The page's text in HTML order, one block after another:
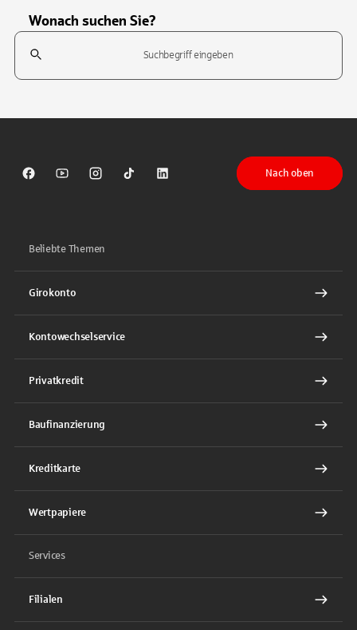
Wonach suchen Sie?
Suchfeld
Sparkasse auf Facebook
Sparkasse auf Youtube
Sparkasse auf Instagram
Sparkasse auf TikTok
Sparkasse auf LinkedIn
Nach oben
Beliebte Themen
Girokonto
Kontowechselservice
Privatkredit
Baufinanzierung
Kreditkarte
Wertpapiere
Services
Filialen